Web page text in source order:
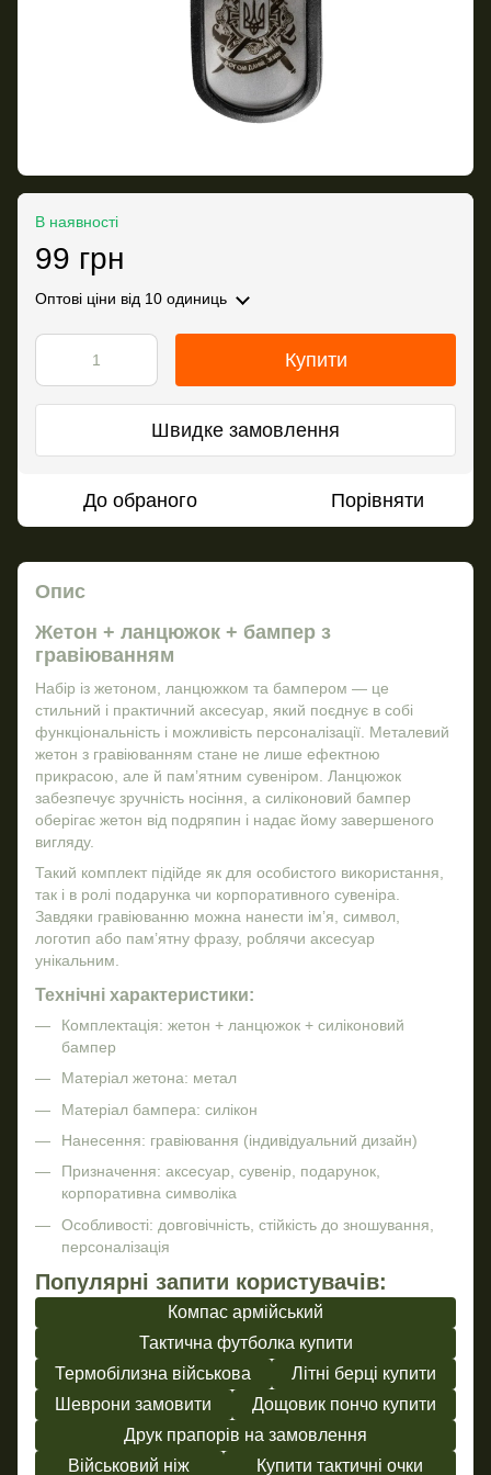
В наявності
99 грн
Оптові ціни від 10 одиниць
Купити
Швидке замовлення
До обраного Порівняти
Опис
Жетон + ланцюжок + бампер з
гравіюванням
Набір із жетоном, ланцюжком та бампером — це
стильний і практичний аксесуар, який поєднує в собі
функціональність і можливість персоналізації. Металевий
жетон з гравіюванням стане не лише ефектною
прикрасою, але й пам’ятним сувеніром. Ланцюжок
забезпечує зручність носіння, а силіконовий бампер
оберігає жетон від подряпин і надає йому завершеного
вигляду.
Такий комплект підійде як для особистого використання,
так і в ролі подарунка чи корпоративного сувеніра.
Завдяки гравіюванню можна нанести ім’я, символ,
логотип або пам’ятну фразу, роблячи аксесуар
унікальним.
Технічні характеристики:
Комплектація: жетон + ланцюжок + силіконовий
бампер
Матеріал жетона: метал
Матеріал бампера: силікон
Нанесення: гравіювання (індивідуальний дизайн)
Призначення: аксесуар, сувенір, подарунок,
корпоративна символіка
Особливості: довговічність, стійкість до зношування,
персоналізація
Популярні запити користувачів:
Компас армійський
Тактична футболка купити
Термобілизна військова
Літні берці купити
Шеврони замовити
Дощовик пончо купити
Друк прапорів на замовлення
Військовий ніж
Купити тактичні очки